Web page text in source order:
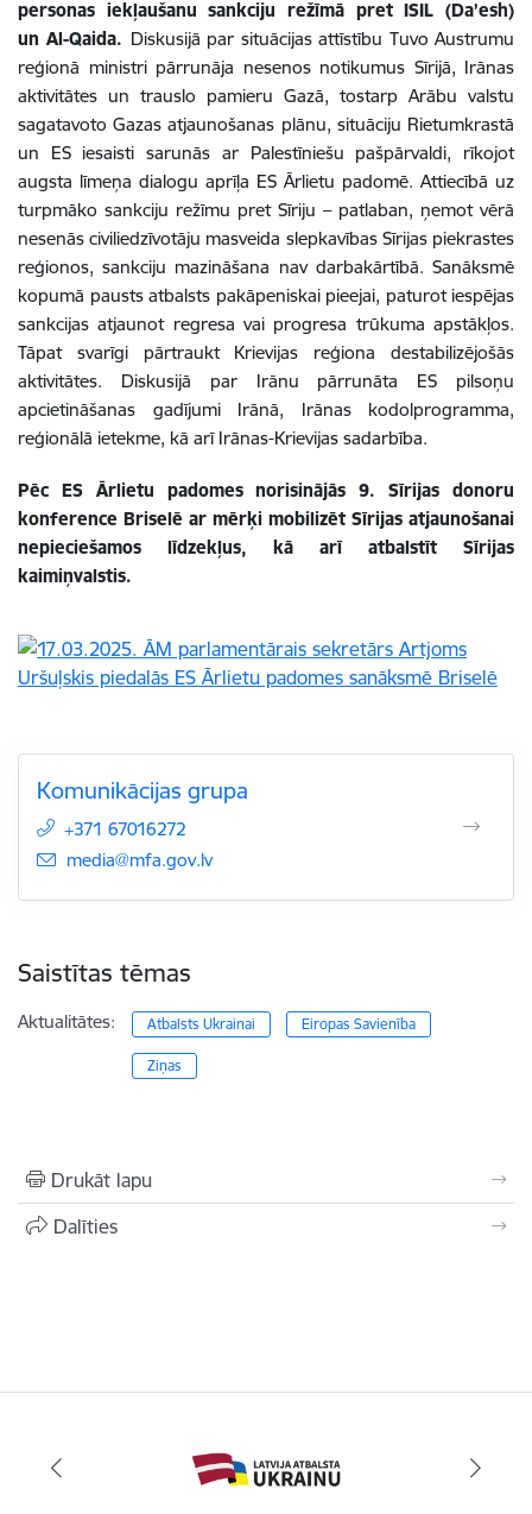
personas iekļaušanu sankciju režīmā pret ISIL (Da’esh)
un Al-Qaida. Diskusijā par situācijas attīstību Tuvo Austrumu
reģionā ministri pārrunāja nesenos notikumus Sīrijā, Irānas
aktivitātes un trauslo pamieru Gazā, tostarp Arābu valstu
sagatavoto Gazas atjaunošanas plānu, situāciju Rietumkrastā
un ES iesaisti sarunās ar Palestīniešu pašpārvaldi, rīkojot
augsta līmeņa dialogu aprīļa ES Ārlietu padomē. Attiecībā uz
turpmāko sankciju režīmu pret Sīriju – patlaban, ņemot vērā
nesenās civiliedzīvotāju masveida slepkavības Sīrijas piekrastes
reģionos, sankciju mazināšana nav darbakārtībā. Sanāksmē
kopumā pausts atbalsts pakāpeniskai pieejai, paturot iespējas
sankcijas atjaunot regresa vai progresa trūkuma apstākļos.
Tāpat svarīgi pārtraukt Krievijas reģiona destabilizējošās
aktivitātes.
Diskusijā par Irānu
pārrunāta ES pilsoņu
apcietināšanas gadījumi Irānā, Irānas kodolprogramma,
reģionālā ietekme, kā arī Irānas-Krievijas sadarbība.
Pēc ES Ārlietu padomes norisinājās 9. Sīrijas donoru
konference Briselē ar mērķi mobilizēt Sīrijas atjaunošanai
nepieciešamos līdzekļus, kā arī atbalstīt Sīrijas
kaimiņvalstis.
Komunikācijas grupa
+371 67016272
E-pasts:
media@mfa.gov.lv
Saistītas tēmas
Aktualitātes: Atbalsts Ukrainai Eiropas Savienība
Ziņas
Drukāt lapu
Dalīties